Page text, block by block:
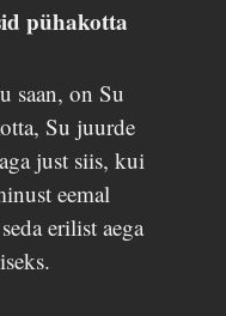
pühakotta
saan, on Su
Su juurde
just siis, kui
eemal
erilist aega